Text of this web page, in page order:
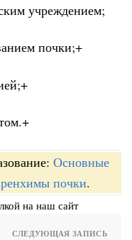
учреждением;
почки;+
Основные
почки.
на наш сайт
СЛЕДУЮЩАЯ ЗАПИСЬ